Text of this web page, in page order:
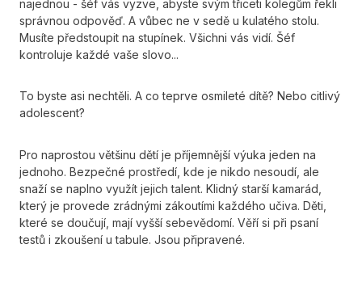
najednou - šéf vás vyzve, abyste svým třiceti kolegům řekli
správnou odpověď. A vůbec ne v sedě u kulatého stolu.
Musíte předstoupit na stupínek. Všichni vás vidí. Šéf
kontroluje každé vaše slovo...
To byste asi nechtěli. A co teprve osmileté dítě? Nebo citlivý
adolescent?
Pro naprostou většinu dětí je příjemnější výuka jeden na
jednoho. Bezpečné prostředí, kde je nikdo nesoudí, ale
snaží se naplno využít jejich talent. Klidný starší kamarád,
který je provede zrádnými zákoutími každého učiva. Děti,
které se doučují, mají vyšší sebevědomí. Věří si při psaní
testů i zkoušení u tabule. Jsou připravené.